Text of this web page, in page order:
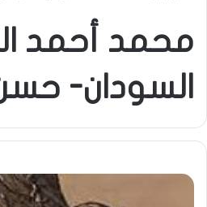
محمد أحمد
السودان- حسن